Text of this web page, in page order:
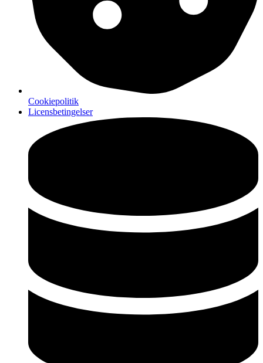
Cookiepolitik
Licensbetingelser